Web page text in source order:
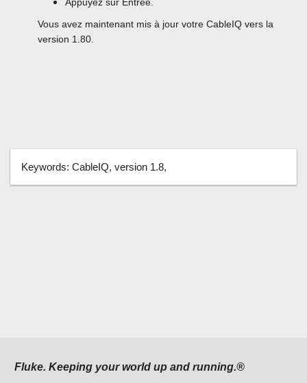
Vous avez maintenant mis à jour votre CableIQ vers la
version 1.80.
Keywords: CableIQ, version 1.8,
Fluke. Keeping your world up and running.®